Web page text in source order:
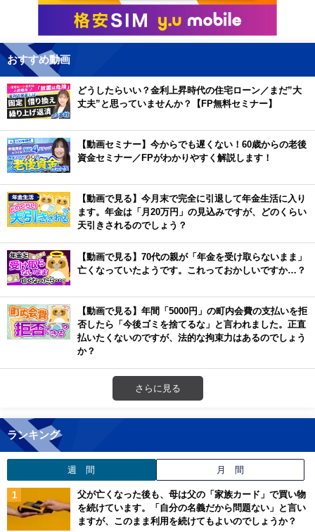
おすすめ動画
どうしたらいい？金利上昇時代の住宅ローン／まだ”大
丈夫”と思っていませんか？【FP無料セミナー】
【動画セミナー】今からでも遅くない！60歳からの老後
資金セミナー／FPがわかりやすく解説します！
【動画で見る】今月末で完全に引退して年金生活に入り
ます。年金は「月20万円」の見込みですが、どのくらい
天引きされるのでしょう？
【動画で見る】70代の親が「年金を受け取らないまま」
亡くなっていたようです。これっておかしいですか…？
【動画で見る】年間「5000円」の町内会費の支払いを拒
否したら「今後ゴミを捨てるな」と言われました。正直
払いたくないのですが、法的な拘束力はあるのでしょう
か？
さらに見る
ランキング
週 間 月 間
父が亡くなった後も、母は父の「家族カード」で買い物
を続けています。「自分の名義だから問題ない」と言い
ますが、このまま利用を続けてもよいのでしょうか？